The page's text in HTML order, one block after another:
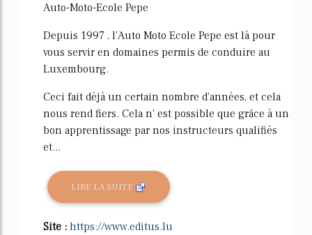
Auto-Moto-Ecole Pepe
Depuis 1997 , l'Auto Moto Ecole Pepe est là pour
vous servir en domaines permis de conduire au
Luxembourg.
Ceci fait déjà un certain nombre d'années, et cela
nous rend fiers. Cela n' est possible que grâce à un
bon apprentissage par nos instructeurs qualifiés
et...
LIRE LA SUITE
Site : https://www.editus.lu